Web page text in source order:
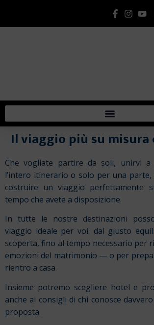
Il viaggio più su misura
Che vogliate partire da soli, unirvi
l’intero itinerario o solo per una
costruire un viaggio perfettamente
tempo che avete a disposizione.
In tutte le nostre destinazioni
viaggio ideale per voi: dal giusto
scoperta, fino al tempo necessario per
emozioni del matrimonio — o per
rientro a casa.
Insieme potremo scegliere hotel e
anche ai consigli di chi conosce
proposta.